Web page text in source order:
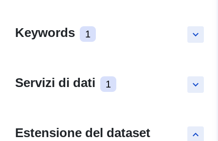
keyboard_arrow_down
Keywords 1
keyboard_arrow_down
Servizi di dati 1
keyboard_arrow_up
Estensione del dataset